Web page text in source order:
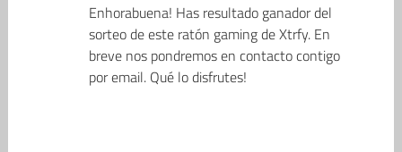
Enhorabuena! Has resultado ganador del
sorteo de este ratón gaming de Xtrfy. En
breve nos pondremos en contacto contigo
por email. Qué lo disfrutes!